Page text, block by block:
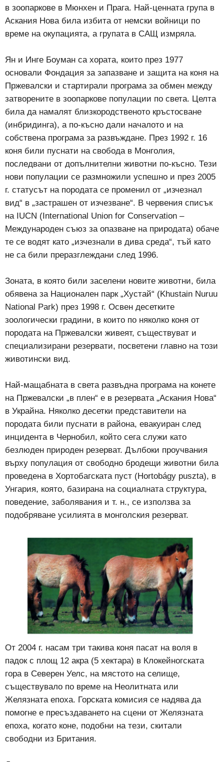
в зоопаркове в Мюнхен и Прага. Най-ценната група в
Аскания Нова била избита от немски войници по
време на окупацията, а групата в САЩ измряла.
Ян и Инге Боуман са хората, които през 1977
основали Фондация за запазване и защита на коня на
Пржевалски и стартирали програма за обмен между
затворените в зоопаркове популации по света. Целта
била да намалят близкородственото кръстосване
(инбридинга), а по-късно дали началото и на
собствена програма за развъждане. През 1992 г. 16
коня били пуснати на свобода в Монголия,
последвани от допълнителни животни по-късно. Тези
нови популации се размножили успешно и през 2005
г. статусът на породата се променил от „изчезнал
вид“ в „застрашен от изчезване“. В червения списък
на IUCN (International Union for Conservation –
Международен съюз за опазване на природата) обаче
те се водят като „изчезнали в дива среда“, тъй като
не са били преразглеждани след 1996.
Зоната, в която били заселени новите животни, била
обявена за Национален парк „Хустай“ (Khustain Nuruu
National Park) през 1998 г. Освен десетките
зоологически градини, в които по няколко коня от
породата на Пржевалски живеят, съществуват и
специализирани резервати, посветени главно на този
животински вид.
Най-мащабната в света развъдна програма на конете
на Пржевалски „в плен“ е в резервата „Аскания Нова“
в Украйна. Няколко десетки представители на
породата били пуснати в района, евакуиран след
инцидента в Чернобил, който сега служи като
безлюден природен резерват. Дълбоки проучвания
върху популация от свободно бродещи животни била
проведена в Хортобагската пуст (Hortobágy puszta), в
Унгария, която, базирана на социалната структура,
поведение, заболявания и т. н., се използва за
подобряване усилията в монголския резерват.
От 2004 г. насам три такива коня пасат на воля в
падок с площ 12 акра (5 хектара) в Клокейногската
гора в Северен Уелс, на мястото на селище,
съществувало по време на Неолитната или
Желязната епоха. Горската комисия се надява да
помогне е пресъздаването на сцени от Желязната
епоха, когато коне, подобни на тези, скитали
свободни из Британия.